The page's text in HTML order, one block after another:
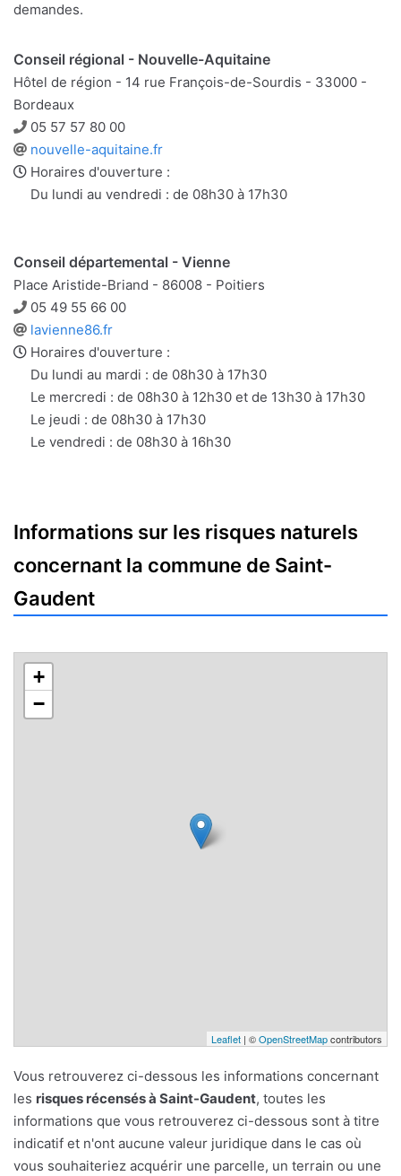
demandes.
Conseil régional - Nouvelle-Aquitaine
Hôtel de région - 14 rue François-de-Sourdis - 33000 -
Bordeaux
Téléphone
05 57 57 80 00
Site
web
nouvelle-aquitaine.fr
Horaires d'ouverture :
Du lundi au vendredi : de 08h30 à 17h30
Conseil départemental - Vienne
Place Aristide-Briand - 86008 - Poitiers
Téléphone
05 49 55 66 00
Site
web
lavienne86.fr
Horaires d'ouverture :
Du lundi au mardi : de 08h30 à 17h30
Le mercredi : de 08h30 à 12h30 et de 13h30 à 17h30
Le jeudi : de 08h30 à 17h30
Le vendredi : de 08h30 à 16h30
Informations sur les risques naturels
concernant la commune de Saint-
Gaudent
+
−
Leaflet | ©OpenStreetMapcontributors
Vous retrouverez ci-dessous les informations concernant
les risques récensés à Saint-Gaudent, toutes les
informations que vous retrouverez ci-dessous sont à titre
indicatif et n'ont aucune valeur juridique dans le cas où
vous souhaiteriez acquérir une parcelle, un terrain ou une